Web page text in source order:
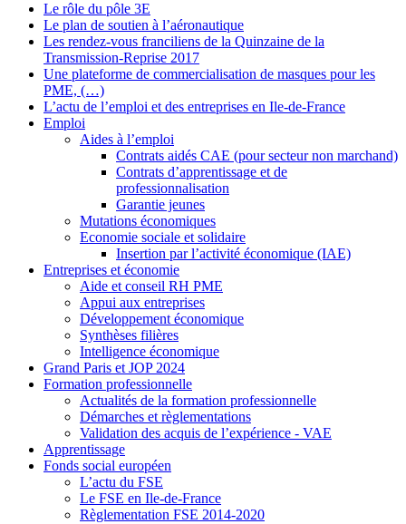
Le rôle du pôle 3E
Le plan de soutien à l’aéronautique
Les rendez-vous franciliens de la Quinzaine de la
Transmission-Reprise 2017
Une plateforme de commercialisation de masques pour les
PME, (…)
L’actu de l’emploi et des entreprises en Ile-de-France
Emploi
Aides à l’emploi
Contrats aidés CAE (pour secteur non marchand)
Contrats d’apprentissage et de
professionnalisation
Garantie jeunes
Mutations économiques
Economie sociale et solidaire
Insertion par l’activité économique (IAE)
Entreprises et économie
Aide et conseil RH PME
Appui aux entreprises
Développement économique
Synthèses filières
Intelligence économique
Grand Paris et JOP 2024
Formation professionnelle
Actualités de la formation professionnelle
Démarches et règlementations
Validation des acquis de l’expérience - VAE
Apprentissage
Fonds social européen
L’actu du FSE
Le FSE en Ile-de-France
Règlementation FSE 2014-2020